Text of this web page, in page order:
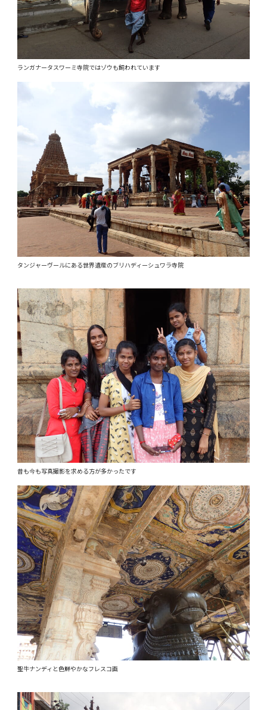
ランガナータスワーミ寺院ではゾウも飼われています
タンジャーヴールにある世界遺産のブリハディーシュワラ寺院
昔も今も写真撮影を求める方が多かったです
聖牛ナンディと色鮮やかなフレスコ画